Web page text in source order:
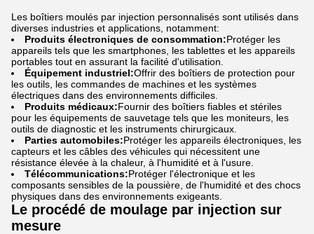
Les boîtiers moulés par injection personnalisés sont utilisés dans
diverses industries et applications, notamment:
Produits électroniques de consommation:Protéger les
appareils tels que les smartphones, les tablettes et les appareils
portables tout en assurant la facilité d'utilisation.
Équipement industriel:Offrir des boîtiers de protection pour
les outils, les commandes de machines et les systèmes
électriques dans des environnements difficiles.
Produits médicaux:Fournir des boîtiers fiables et stériles
pour les équipements de sauvetage tels que les moniteurs, les
outils de diagnostic et les instruments chirurgicaux.
Parties automobiles:Protéger les appareils électroniques, les
capteurs et les câbles des véhicules qui nécessitent une
résistance élevée à la chaleur, à l'humidité et à l'usure.
Télécommunications:Protéger l'électronique et les
composants sensibles de la poussière, de l'humidité et des chocs
physiques dans des environnements exigeants.
Le procédé de moulage par injection sur
mesure